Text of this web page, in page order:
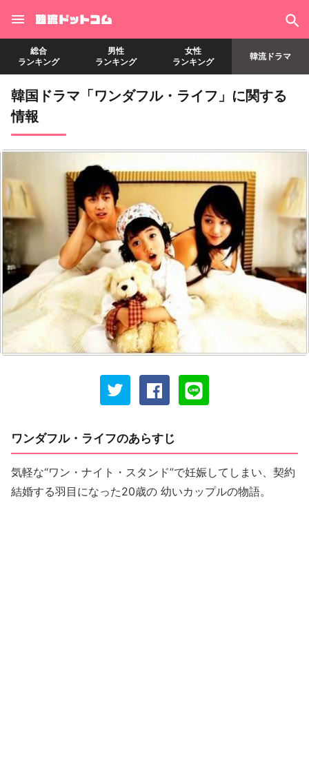
総合
ランキング
男性
ランキング
女性
ランキング
韓流ドラマ
韓国ドラマ「ワンダフル・ライフ」に関する
情報
ワンダフル・ライフのあらすじ
気軽な“ワン・ナイト・スタンド”で妊娠してしまい、契約
結婚する羽目になった20歳の 幼いカップルの物語。